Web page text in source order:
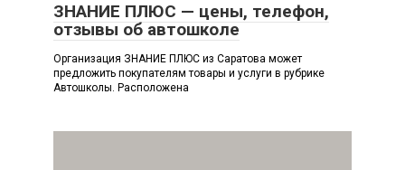
ЗНАНИЕ ПЛЮС — цены, телефон,
отзывы об автошколе
Организация ЗНАНИЕ ПЛЮС из Саратова может
предложить покупателям товары и услуги в рубрике
Автошколы. Расположена